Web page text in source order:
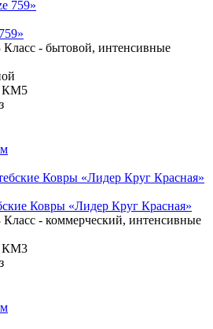
Класс - бытовой, интенсивные
КМ5
Ковры «Лидер Круг Красная»
Класс - коммерческий, интенсивные
КМ3